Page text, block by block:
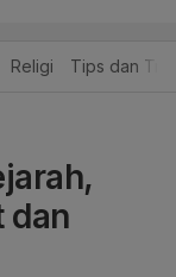
Religi Tips dan Trik
dan